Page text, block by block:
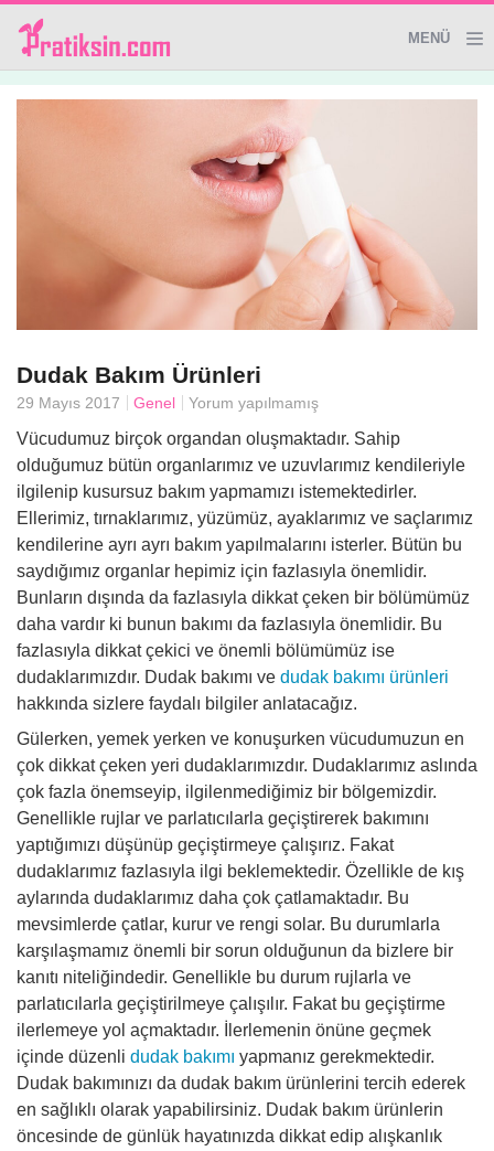
MENÜ
Genel
Temizlik İpuçları
Sağlık
El Yapımı Ürünler
Evde Güzellik
Dudak Bakım Ürünleri
29 Mayıs 2017 Genel Yorum yapılmamış
Vücudumuz birçok organdan oluşmaktadır. Sahip
olduğumuz bütün organlarımız ve uzuvlarımız kendileriyle
ilgilenip kusursuz bakım yapmamızı istemektedirler.
Ellerimiz, tırnaklarımız, yüzümüz, ayaklarımız ve saçlarımız
kendilerine ayrı ayrı bakım yapılmalarını isterler. Bütün bu
saydığımız organlar hepimiz için fazlasıyla önemlidir.
Bunların dışında da fazlasıyla dikkat çeken bir bölümümüz
daha vardır ki bunun bakımı da fazlasıyla önemlidir. Bu
fazlasıyla dikkat çekici ve önemli bölümümüz ise
dudaklarımızdır. Dudak bakımı ve dudak bakımı ürünleri
hakkında sizlere faydalı bilgiler anlatacağız.
Gülerken, yemek yerken ve konuşurken vücudumuzun en
çok dikkat çeken yeri dudaklarımızdır. Dudaklarımız aslında
çok fazla önemseyip, ilgilenmediğimiz bir bölgemizdir.
Genellikle rujlar ve parlatıcılarla geçiştirerek bakımını
yaptığımızı düşünüp geçiştirmeye çalışırız. Fakat
dudaklarımız fazlasıyla ilgi beklemektedir. Özellikle de kış
aylarında dudaklarımız daha çok çatlamaktadır. Bu
mevsimlerde çatlar, kurur ve rengi solar. Bu durumlarla
karşılaşmamız önemli bir sorun olduğunun da bizlere bir
kanıtı niteliğindedir. Genellikle bu durum rujlarla ve
parlatıcılarla geçiştirilmeye çalışılır. Fakat bu geçiştirme
ilerlemeye yol açmaktadır. İlerlemenin önüne geçmek
içinde düzenli dudak bakımı yapmanız gerekmektedir.
Dudak bakımınızı da dudak bakım ürünlerini tercih ederek
en sağlıklı olarak yapabilirsiniz. Dudak bakım ürünlerin
öncesinde de günlük hayatınızda dikkat edip alışkanlık